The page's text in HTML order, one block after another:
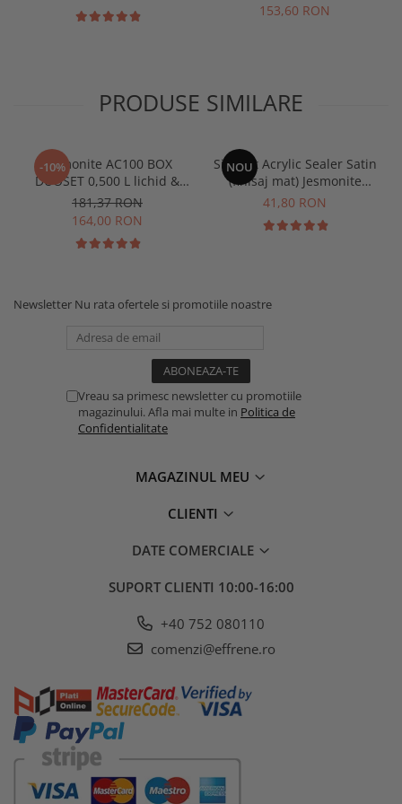
153,60 RON
PRODUSE SIMILARE
-10%
Jesmonite AC100 BOX
DUOSET 0,500 L lichid &
1250 Kg Baza
181,37 RON
164,00 RON
NOU
Sigilant Acrylic Sealer Satin
(finisaj mat) Jesmonite
pentru AC100 50 gr
41,80 RON
Newsletter Nu rata ofertele si promotiile noastre
Vreau sa primesc newsletter cu promotiile
magazinului. Afla mai multe in Politica de
Confidentialitate
MAGAZINUL MEU
CLIENTI
DATE COMERCIALE
SUPORT CLIENTI 10:00-16:00
+40 752 080110
comenzi@effrene.ro